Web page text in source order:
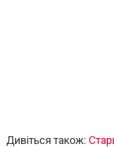
Дивіться також: